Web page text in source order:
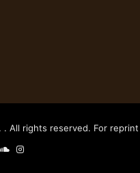
All rights reserved. For
SoundCloud
Instagram